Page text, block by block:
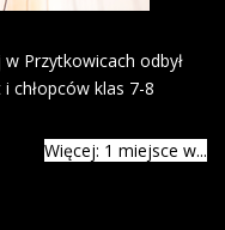
Przytkowicach odbył
chłopców klas 7-8
Więcej: 1 miejsce w...